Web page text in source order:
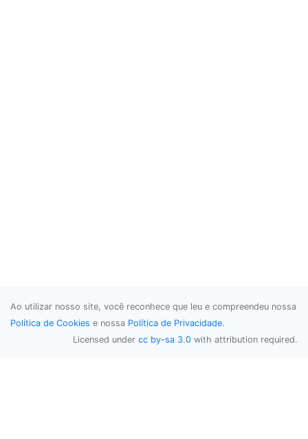
Ao utilizar nosso site, você reconhece que leu e compreendeu nossa
Política de Cookies e nossa Política de Privacidade.
Licensed under cc by-sa 3.0 with attribution required.